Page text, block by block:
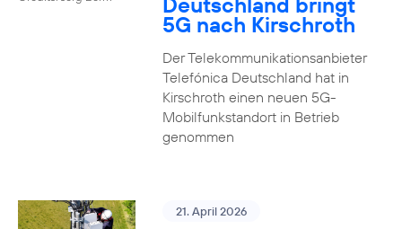
5G nach Kirschroth
Der Telekommunikationsanbieter
Telefónica Deutschland hat in
Kirschroth einen neuen 5G-
Mobilfunkstandort in Betrieb
genommen
21. April 2026